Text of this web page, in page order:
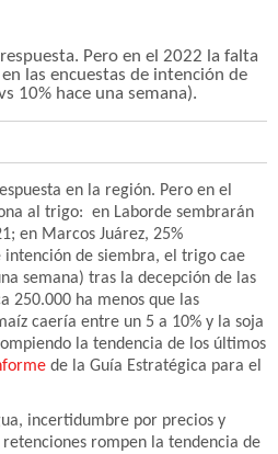
Pero en el 2022 la falta
las encuestas de intención de
10% hace una semana).
en la región. Pero en el
al trigo: en Laborde sembrarán
en Marcos Juárez, 25%
intención de siembra, el trigo cae
semana) tras la decepción de las
250.000 ha menos que las
caería entre un 5 a 10% y la soja
la tendencia de los últimos
de la Guía Estratégica para el
incertidumbre por precios y
rompen la tendencia de